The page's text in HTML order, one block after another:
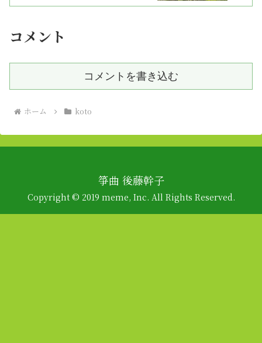
コメント
コメントを書き込む
ホーム koto
箏曲 後藤幹子
Copyright © 2019 meme, Inc. All Rights Reserved.